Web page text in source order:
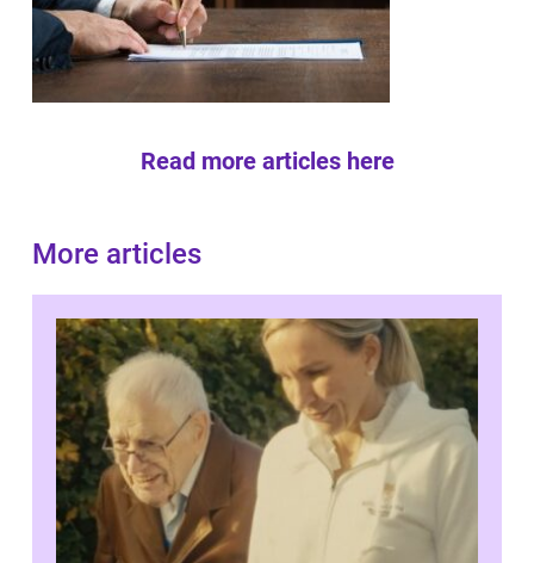
Read more articles here
More articles